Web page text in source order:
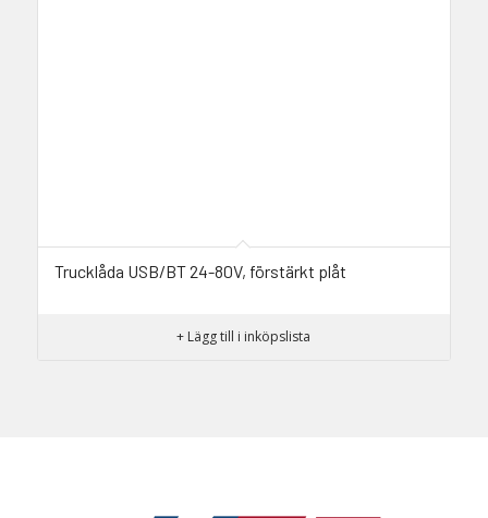
Trucklåda USB/BT 24-80V, förstärkt plåt
+ Lägg till i inköpslista